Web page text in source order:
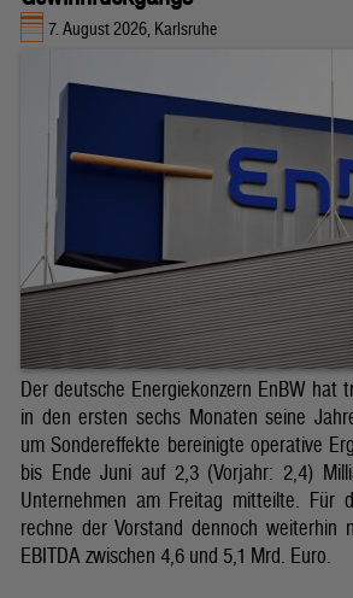
7. August 2026, Karlsruhe
Der deutsche Energiekonzern EnBW hat
in den ersten sechs Monaten seine
um Sondereffekte bereinigte operative
bis Ende Juni auf 2,3 (Vorjahr: 2,4)
Unternehmen am Freitag mitteilte. Für
rechne der Vorstand dennoch weiterhin
EBITDA zwischen 4,6 und 5,1 Mrd. Euro.